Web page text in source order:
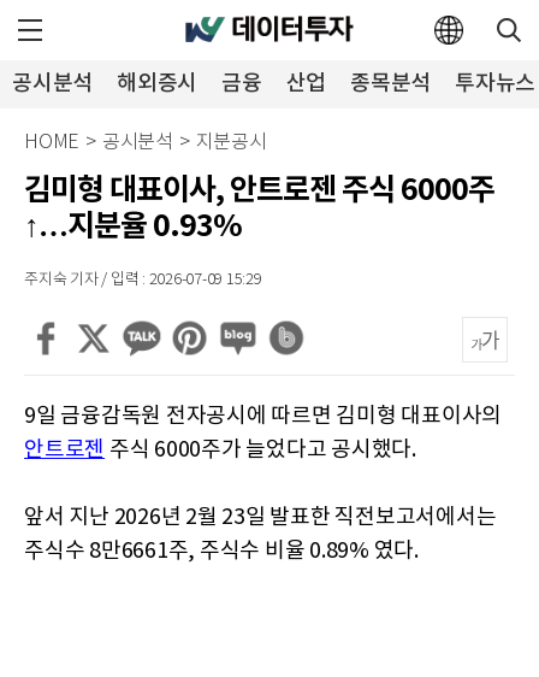
공시분석 해외증시 금융 산업 종목분석 투자뉴스
HOME > 공시분석 > 지분공시
김미형 대표이사, 안트로젠 주식 6000주
↑…지분율 0.93%
주지숙 기자 / 입력 : 2026-07-09 15:29
9일 금융감독원 전자공시에 따르면 김미형 대표이사의
안트로젠 주식 6000주가 늘었다고 공시했다.
앞서 지난 2026년 2월 23일 발표한 직전보고서에서는
주식수 8만6661주, 주식수 비율 0.89% 였다.